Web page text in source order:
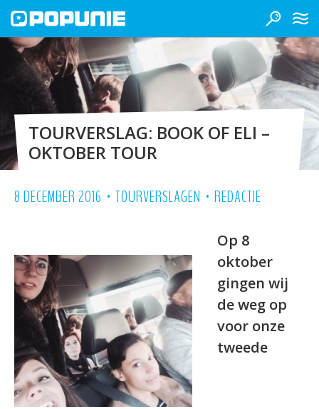
TOURVERSLAG: BOOK OF ELI –
OKTOBER TOUR
8 DECEMBER 2016 • TOURVERSLAGEN • REDACTIE
Op 8
oktober
gingen wij
de weg op
voor onze
tweede